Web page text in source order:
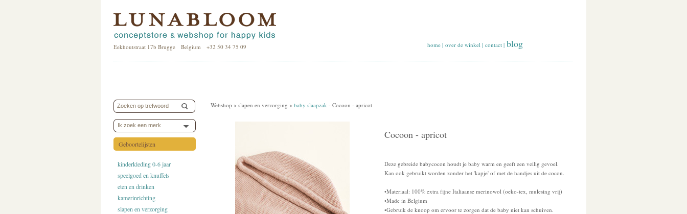
Eekhoutstraat 17b Brugge Belgium +32 50 34 75 09 home | over de winkel | contact | blog
Ik zoek een merk
Geboortelijsten
kinderkleding 0-6 jaar
speelgoed en knuffels
eten en drinken
kamerinrichting
slapen en verzorging
Webshop > slapen en verzorging > baby slaapzak - Cocoon - apricot
Cocoon - apricot
Deze gebreide babycocon houdt je baby warm en geeft een veilig gevoel.
Kan ook gebruikt worden zonder het 'kapje' of met de handjes uit de cocon.
•Materiaal: 100% extra fijne Italiaanse merinowol (oeko-tex, mulesing vrij)
•Made in Belgium
•Gebruik de knoop om ervoor te zorgen dat de baby niet kan schuiven.